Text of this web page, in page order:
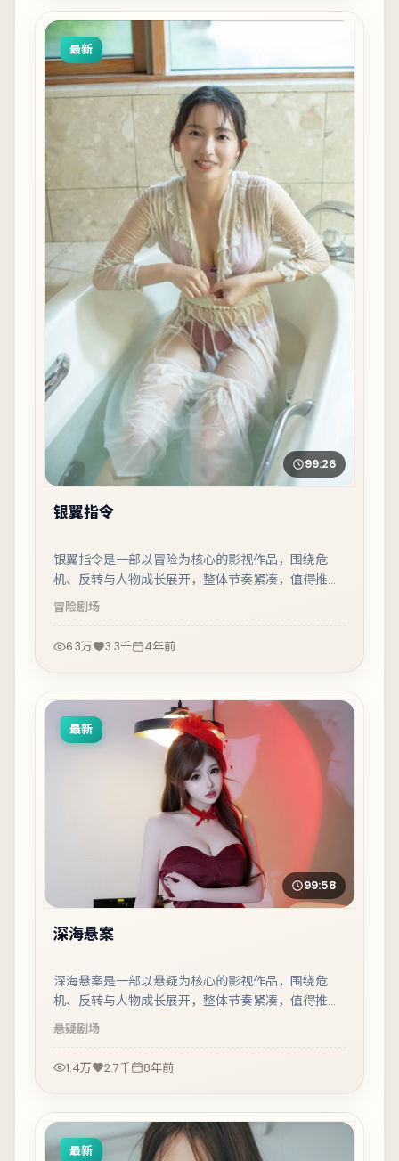
最新
99:26
银翼指令
银翼指令是一部以冒险为核心的影视作品，围绕危
机、反转与人物成长展开，整体节奏紧凑，值得推荐
观看。
冒险剧场
6.3万 3.3千 4年前
最新
99:58
深海悬案
深海悬案是一部以悬疑为核心的影视作品，围绕危
机、反转与人物成长展开，整体节奏紧凑，值得推荐
观看。
悬疑剧场
1.4万 2.7千 8年前
最新